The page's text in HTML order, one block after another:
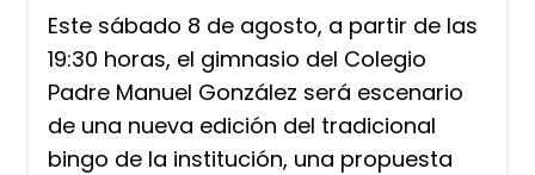
Este sábado 8 de agosto, a partir de las
19:30 horas, el gimnasio del Colegio
Padre Manuel González será escenario
de una nueva edición del tradicional
bingo de la institución, una propuesta